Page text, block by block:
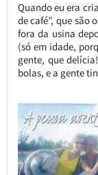
Quando eu era
de café”, que são
fora da usina
(só em idade,
gente, que
bolas, e a gente